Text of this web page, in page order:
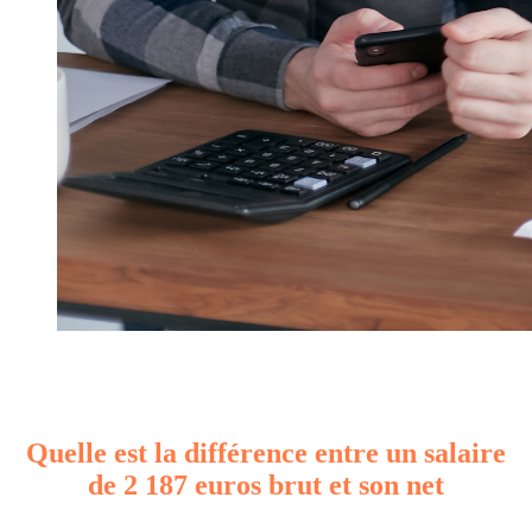
Quelle est la différence entre un salaire
de 2 187 euros brut et son net